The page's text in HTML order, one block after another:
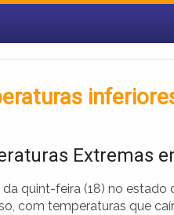
Extremas
da quint-feira (18) no
com temperaturas que